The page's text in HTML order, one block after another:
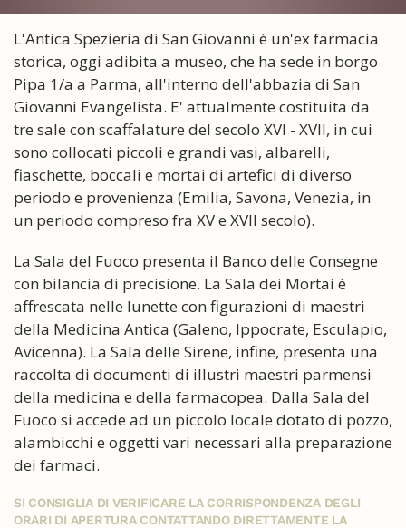
L'Antica Spezieria di San Giovanni è un'ex farmacia
storica, oggi adibita a museo, che ha sede in borgo
Pipa 1/a a Parma, all'interno dell'abbazia di San
Giovanni Evangelista. E' attualmente costituita da
tre sale con scaffalature del secolo XVI - XVII, in cui
sono collocati piccoli e grandi vasi, albarelli,
fiaschette, boccali e mortai di artefici di diverso
periodo e provenienza (Emilia, Savona, Venezia, in
un periodo compreso fra XV e XVII secolo).
La Sala del Fuoco presenta il Banco delle Consegne
con bilancia di precisione. La Sala dei Mortai è
affrescata nelle lunette con figurazioni di maestri
della Medicina Antica (Galeno, Ippocrate, Esculapio,
Avicenna). La Sala delle Sirene, infine, presenta una
raccolta di documenti di illustri maestri parmensi
della medicina e della farmacopea. Dalla Sala del
Fuoco si accede ad un piccolo locale dotato di pozzo,
alambicchi e oggetti vari necessari alla preparazione
dei farmaci.
SI CONSIGLIA DI VERIFICARE LA CORRISPONDENZA DEGLI
ORARI DI APERTURA CONTATTANDO DIRETTAMENTE LA